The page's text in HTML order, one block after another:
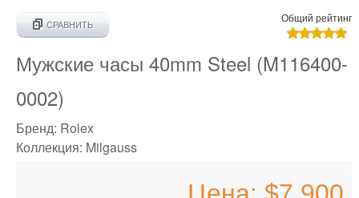
СРАВНИТЬ
Общий рейтинг
Мужские часы 40mm Steel (M116400-
0002)
Бренд: Rolex
Коллекция: Milgauss